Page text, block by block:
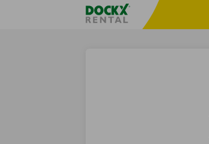
Taalselectie overslaanFratello DEMO